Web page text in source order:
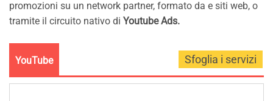
promozioni su un network partner, formato da e siti web, o
tramite il circuito nativo di Youtube Ads.
YouTube